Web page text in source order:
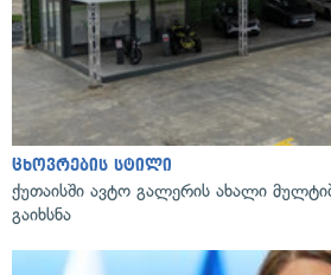
ცხოვრების სტილი
ქუთაისში ავტო გალერის ახალი
გაიხსნა